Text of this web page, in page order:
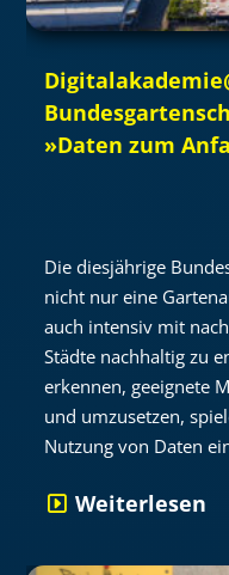
»Daten zum
Die diesjährige
nicht nur eine
auch intensiv mit
Städte nachhaltig zu
erkennen, geeignete
und umzusetzen,
Nutzung von Daten
Weiterlesen